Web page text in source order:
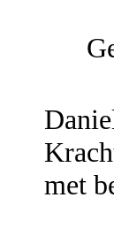
met